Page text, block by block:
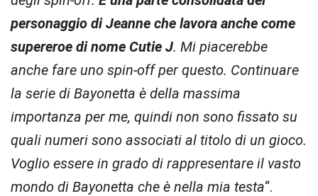
personaggio di Jeanne che lavora anche come
supereroe di nome Cutie J. Mi piacerebbe
anche fare uno spin-off per questo. Continuare
la serie di Bayonetta è della massima
importanza per me, quindi non sono fissato su
quali numeri sono associati al titolo di un gioco.
Voglio essere in grado di rappresentare il vasto
mondo di Bayonetta che è nella mia testa“.